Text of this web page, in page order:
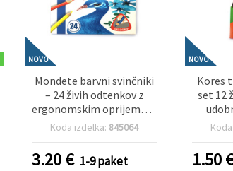
NOVO
Mondete barvni svinčniki
– 24 živih odtenkov z
ergonomskim oprijemom
za gladko in udobno
Koda izdelka: 845064
3.20€ 1-9 paket
NOVO
Kores
set 12
1.50